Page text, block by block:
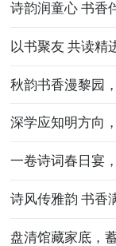
盘清馆藏家底，